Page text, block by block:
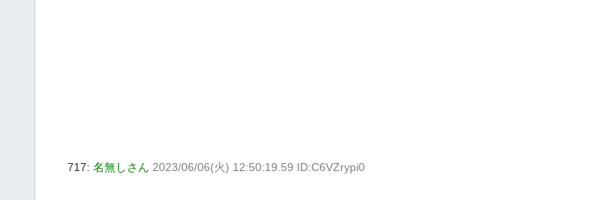
717: 名無しさん 2023/06/06(火) 12:50:19.59 ID:C6VZrypi0